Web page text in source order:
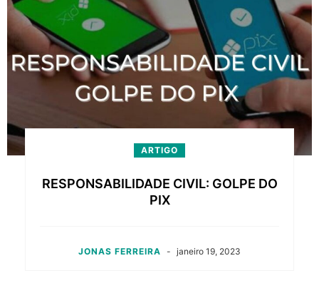
ARTIGO
RESPONSABILIDADE CIVIL: GOLPE DO
PIX
JONAS FERREIRA - janeiro 19, 2023